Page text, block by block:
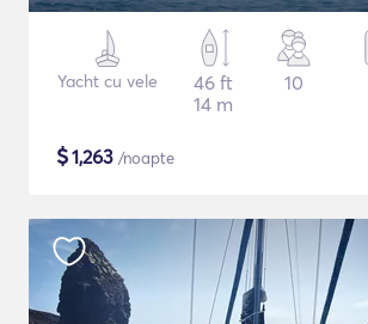
Yacht cu vele
46 ft
14 m
10
$1,263 /noapte